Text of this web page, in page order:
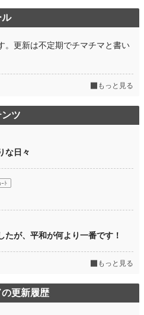
。更新は不定期でチマチマと書い
もっと見る
ツ
な日々
ｰﾄ
が、平和が何より一番です！
もっと見る
更新履歴